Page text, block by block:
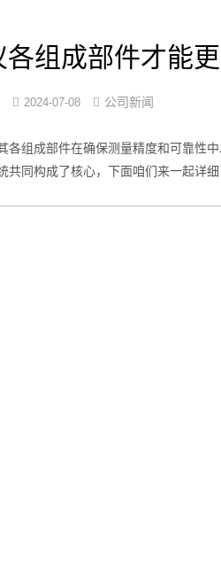
组成部件才能
2024-07-08 公司新闻
组成部件在确保测量精度和可靠性
同构成了核心，下面咱们来一起详细